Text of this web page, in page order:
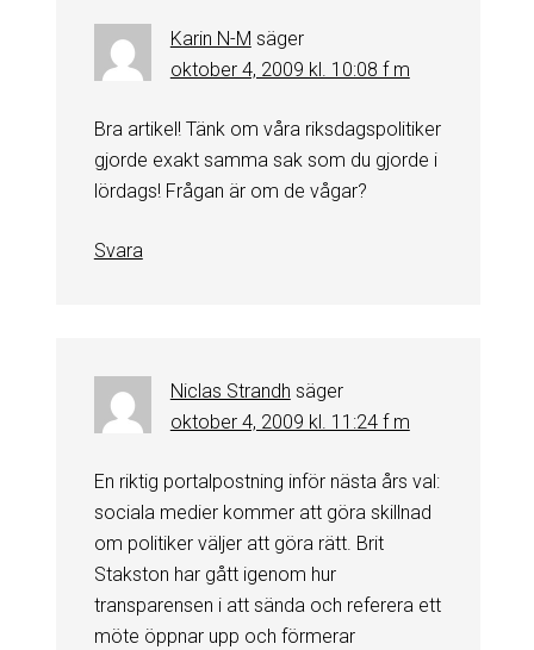
Karin N-M säger
oktober 4, 2009 kl. 10:08 f m
Bra artikel! Tänk om våra riksdagspolitiker
gjorde exakt samma sak som du gjorde i
lördags! Frågan är om de vågar?
Svara
Niclas Strandh säger
oktober 4, 2009 kl. 11:24 f m
En riktig portalpostning inför nästa års val:
sociala medier kommer att göra skillnad
om politiker väljer att göra rätt. Brit
Stakston har gått igenom hur
transparensen i att sända och referera ett
möte öppnar upp och förmerar